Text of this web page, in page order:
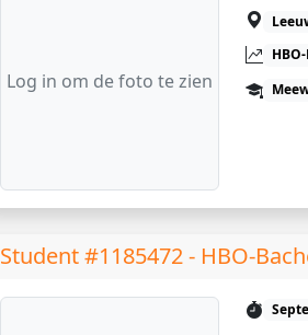
Log in om de foto te zien
Student #1185472 - HBO-